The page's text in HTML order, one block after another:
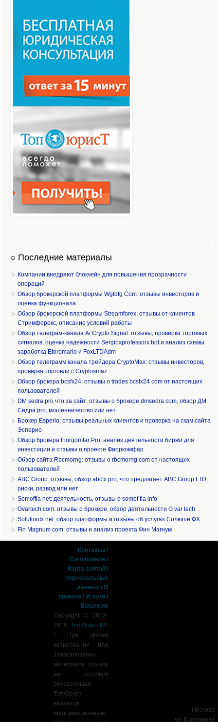
○ Последние материалы
Компании внедряют блокчейн для повышения прозрачности
операций
Обзор брокерской платформы Wgtdfg Com: отзывы инвесторов и
оценка функционала
Обзор брокерской платформы Streamforex: отзывы от клиентов
Стримфорекс, описание условий работы
Обзор телеграм-канала Ai Crypto Signal: отзывы, проверка торговых
сигналов, оценка надежности Sergioxprofessorx bot и анализ схемы
заработка Etoromario и FoxLTDAdm
Обзор телеграмм канала трейдера CryptoMax: отзывы инвесторов,
проверка торговли с Cryptosmaz
Обзор брокера bcsfx24: отзывы о trades bcsfx24 com от настоящих
пользователей
DM sedra pro что за сайт: отзывы о брокере dmsedra com, обзор ДМ
Седра pro, мошенничество или нет
Брокер Esperio: отзывы реальных клиентов и проверка на скам сайта
Эсперио
Обзор брокера Fiorqomfar Pro, анализ деятельности биржи для
инвестиции и отзывы о проекте Фиоркомфар
Обзор сайта Rbcmorng: отзывы о rbcmorng com от настоящих
пользователей
ABC Group: отзывы, обзор abcfx pro, что предлагает ABC Group LTD,
риски, развод или нет
Somoffia net: деятельность, отзывы о somof fia info
Gvartech com: отзывы о брокере, обзор деятельности G var tech
Solutionfx net: обзор платформы и отзывы об услугах Солюшн ФХ
Fin Magnum com: отзывы и анализ проекта Фин Магнум
Контакты /
Соглашение /
Карта сайта/О
персональных
данных /О
проекте /Услуги /
Вакансии
Copyright © 2012-
2018,ТопЮрист.РУ.
* При любом
копировании или
заимствовании
материала ссылка
на источник
обязательна!
ТопЮрист
является
информационным
г.Москва
ул. Максимова